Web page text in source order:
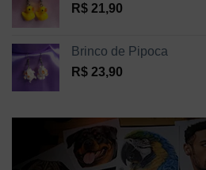
R$ 21,90
Brinco de Pipoca
R$ 23,90